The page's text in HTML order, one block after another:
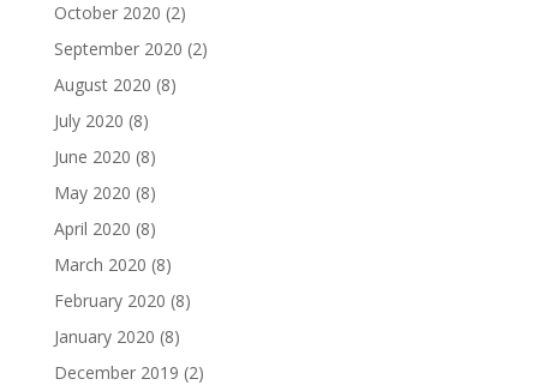
October 2020 (2)
September 2020 (2)
August 2020 (8)
July 2020 (8)
June 2020 (8)
May 2020 (8)
April 2020 (8)
March 2020 (8)
February 2020 (8)
January 2020 (8)
December 2019 (2)